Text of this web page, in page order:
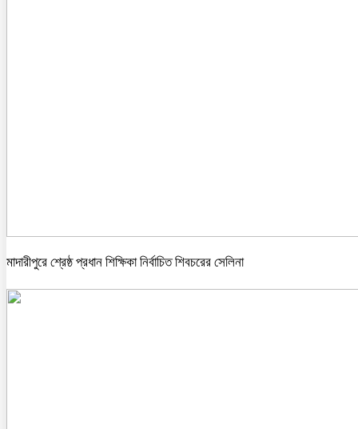
মাদারীপুরে শ্রেষ্ঠ প্রধান শিক্ষিকা নির্বাচিত শিবচরের সেলিনা